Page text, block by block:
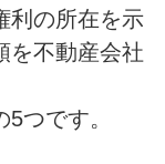
利の所在を示
を不動産会社
つです。